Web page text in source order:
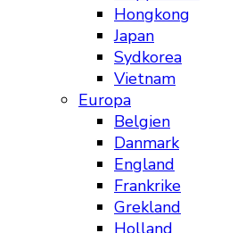
Hongkong
Japan
Sydkorea
Vietnam
Europa
Belgien
Danmark
England
Frankrike
Grekland
Holland